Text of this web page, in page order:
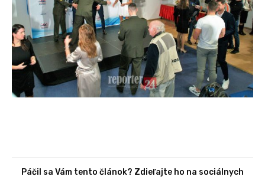
Páčil sa Vám tento článok? Zdieľajte ho na sociálnych